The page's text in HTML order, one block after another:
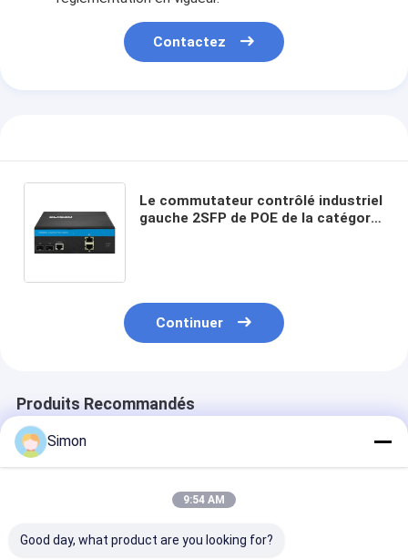
Contactez
Le commutateur contrôlé industriel
gauche 2SFP de POE de la catégorie
Continuer
Produits Recommandés
Simon
9:54 AM
Good day, what product are you looking for?